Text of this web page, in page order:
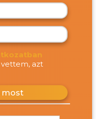
azt
most